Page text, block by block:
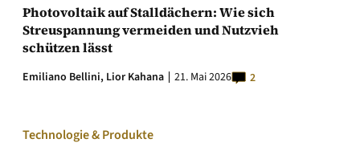
Photovoltaik auf Stalldächern: Wie sich
Streuspannung vermeiden und Nutzvieh
schützen lässt
Emiliano Bellini, Lior Kahana 21. Mai 2026 2
Technologie & Produkte